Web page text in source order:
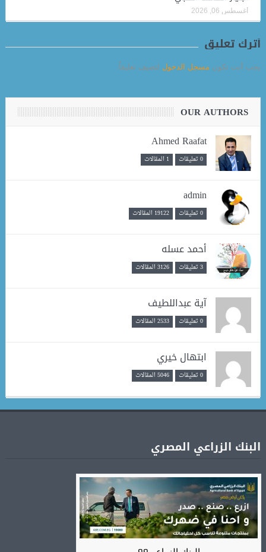
أغسطس 06, 2026
أترك تعليق
يجب أنت تكون مسجل الدخول لتضيف تعليقاً.
OUR AUTHORS
Ahmed Raafat
0 تعليقات 1 المقالات
admin
0 تعليقات 19122 المقالات
أحمد عسله
3 تعليقات 3126 المقالات
آية عبداللطيف
0 تعليقات 2533 المقالات
ابتهال خيري
0 تعليقات 5046 المقالات
البنك الزراعي المصري